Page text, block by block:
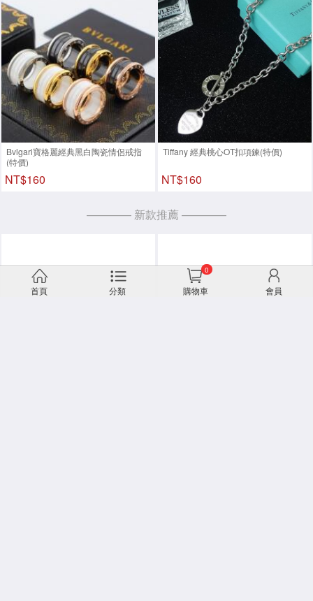
首頁 分類
0
購物車 會員
Bvlgari寶格麗經典黑白陶瓷情侶戒指
(特價)
NT$160
Tiffany 經典桃心OT扣項鍊(特價)
NT$160
———— 新款推薦 ————